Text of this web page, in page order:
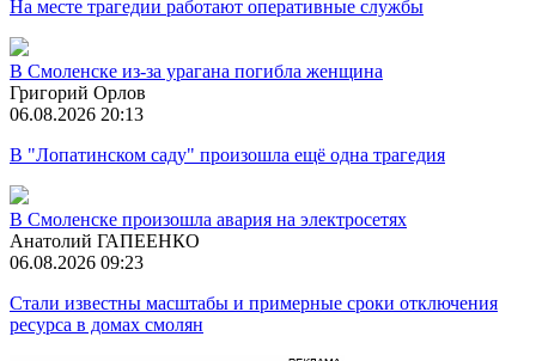
На месте трагедии работают оперативные службы
В Смоленске из-за урагана погибла женщина
Григорий Орлов
06.08.2026 20:13
В "Лопатинском саду" произошла ещё одна трагедия
В Смоленске произошла авария на электросетях
Анатолий ГАПЕЕНКО
06.08.2026 09:23
Стали известны масштабы и примерные сроки отключения
ресурса в домах смолян